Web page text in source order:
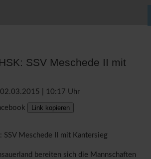
SSV Meschede II mit
02.03.2015 | 10:17 Uhr
Link kopieren
bereiten sich die Mannschaften